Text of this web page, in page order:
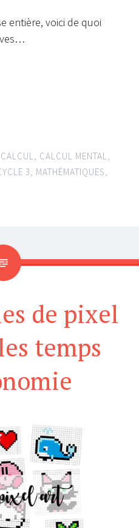
entière, voici de quoi
CALCUL, CALCUL MENTAL,
3, MATHÉMATIQUES,
de pixel
temps